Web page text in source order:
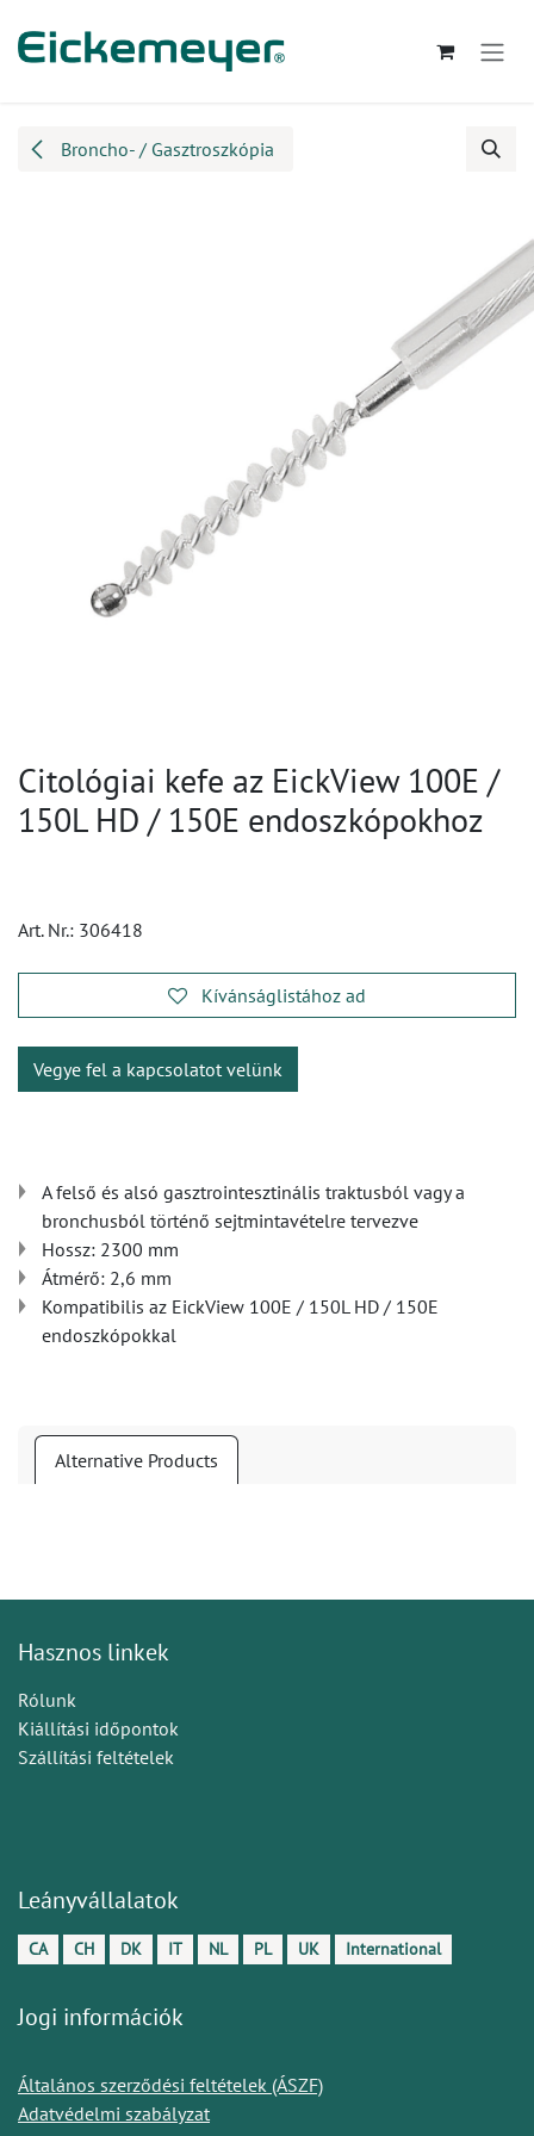
Broncho- / Gasztroszkópia
Citológiai kefe az EickView 100E /
150L HD / 150E endoszkópokhoz
Art. Nr.: 306418
Kívánságlistához ad
Vegye fel a kapcsolatot velünk
A felső és alsó gasztrointesztinális traktusból vagy a
bronchusból történő sejt­mintavételre tervezve
Hossz: 2300 mm
Átmérő: 2,6 mm
Kompatibilis az EickView 100E / 150L HD / 150E
endoszkópokkal
Alternative Products
Hasznos linkek
Rólunk
Kiállítási időpontok
Szállítási feltételek
Leányvállalatok
CA CH DK IT NL PL UK International
Jogi információk
Általános szerződési feltételek (ÁSZF)
Adatvédelmi szabályzat